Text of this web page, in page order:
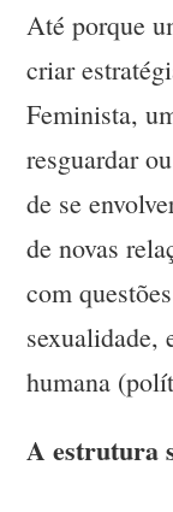
Até porque
criar
Feminista,
resguardar
de se
de novas
com
sexualidade,
humana
A estrutura